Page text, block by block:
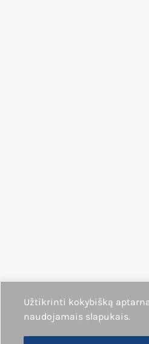
Užtikrinti kokybišką
naudojamais slapukais.